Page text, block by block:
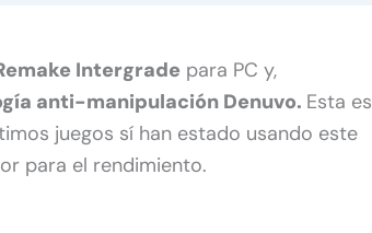
Intergrade para PC y,
anti-manipulación Denuvo. Esta es
juegos sí han estado usando este
para el rendimiento.